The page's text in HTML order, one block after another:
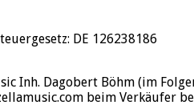
DE 126238186
Inh. Dagobert Böhm (im
beim Verkäufer